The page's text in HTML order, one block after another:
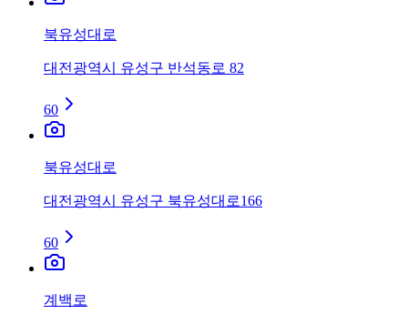
북유성대로
대전광역시 유성구 반석동로 82
60
북유성대로
대전광역시 유성구 북유성대로166
60
계백로